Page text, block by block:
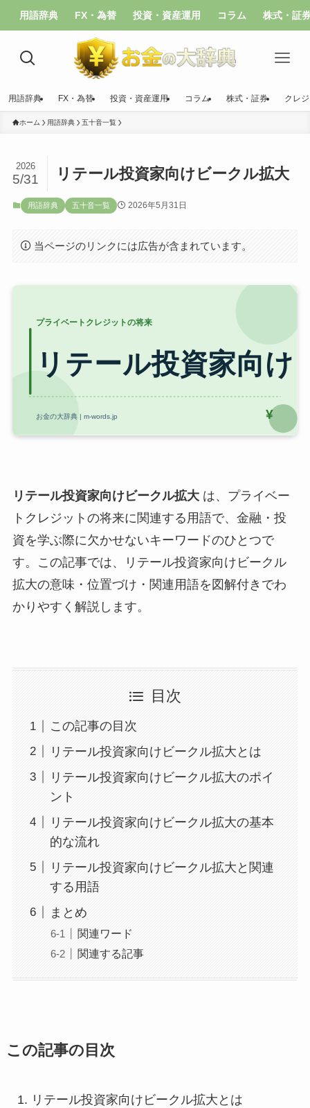
用語辞典 FX・為替 投資・資産運用 コラム 株式・証
用語辞典 FX・為替 投資・資産運用 コラム 株式・証券 クレ
ホーム 用語辞典 五十音一覧
リテール投資家向けビークル拡大
2026
5/31
用語辞典 五十音一覧 2026年5月31日
当ページのリンクには広告が含まれています。
リテール投資家向けビークル拡大は、プライベー
トクレジットの将来に関連する用語で、金融・投
資を学ぶ際に欠かせないキーワードのひとつで
す。この記事では、リテール投資家向けビークル
拡大の意味・位置づけ・関連用語を図解付きでわ
かりやすく解説します。
目次
この記事の目次
リテール投資家向けビークル拡大とは
リテール投資家向けビークル拡大のポイ
ント
リテール投資家向けビークル拡大の基本
的な流れ
リテール投資家向けビークル拡大と関連
する用語
まとめ
関連ワード
関連する記事
この記事の目次
リテール投資家向けビークル拡大とは